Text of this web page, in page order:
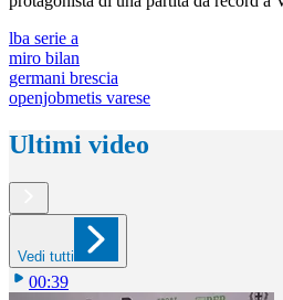
lba serie a
miro bilan
germani brescia
openjobmetis varese
Ultimi video
Vedi tutti
00:39